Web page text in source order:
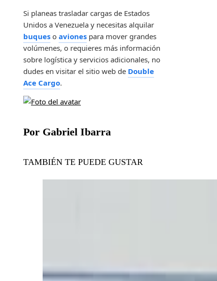
Si planeas trasladar cargas de Estados
Unidos a Venezuela y necesitas alquilar
buques o aviones para mover grandes
volúmenes, o requieres más información
sobre logística y servicios adicionales, no
dudes en visitar el sitio web de Double
Ace Cargo.
Por Gabriel Ibarra
TAMBIÉN TE PUEDE GUSTAR